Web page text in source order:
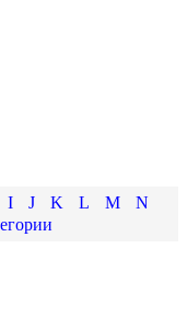
I J K L M
N